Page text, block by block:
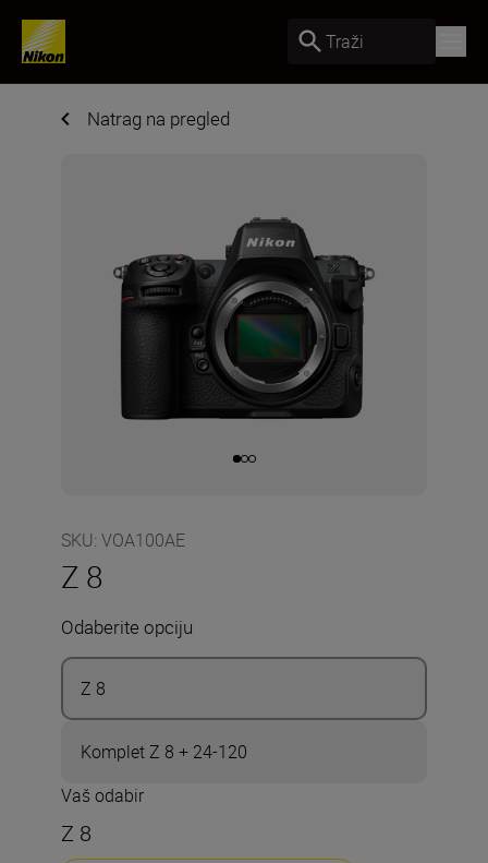
Traži
Natrag na pregled
SKU: VOA100AE
Z 8
Odaberite opciju
Z 8
Komplet Z 8 + 24-120
Vaš odabir
Z 8